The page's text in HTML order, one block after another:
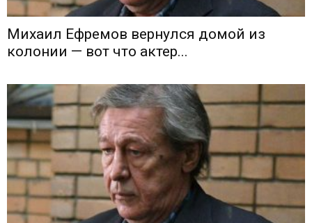
Михаил Ефремов вернулся домой из
колонии — вот что актер...